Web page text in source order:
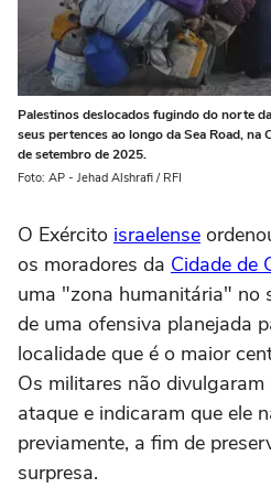
Palestinos deslocados fugindo do norte
seus pertences ao longo da Sea Road, na
de setembro de 2025.
Foto: AP - Jehad Alshrafi / RFI
O Exército israelense
os moradores da Cidade de
uma "zona humanitária" no
de uma ofensiva planejada
localidade que é o maior
Os militares não
ataque e indicaram que ele
previamente, a fim de
surpresa.